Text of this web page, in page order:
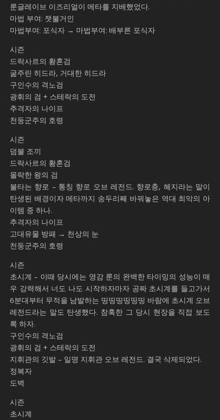
룬글레이브 이즈리얼이 메타를 지배했었다.
마법 부여: 잿불거인
마법부여: 포식자 → 마법부여: 배부른 포식자
시즌
드락사르의 황혼검
굶주린 히드라, 거대한 히드라
구인수의 격노검
광휘의 검 + 스테락의 도전
추격자의 나이프
천둥군주의 호령
시즌
덤불 조끼
드락사르의 황혼검
몰락한 왕의 검
불타는 향로 – 통칭 향로 오브 레전드. 향로충, 혜지라는 말이
탄생된 배경이자 메타까지 송두리째 바꿔놓은 역대 최악의 아
이템 중 하나.
추격자의 나이프
고대유물 방패 → 천상의 눈
천둥군주의 호령
시즌
초시계 – 이때 당시에는 영감 룬의 완벽한 타이밍의 성능이 매
우 강력해서 너도 나도 시작하자마자 공짜 초시계를 들고가서
6분대부터 무적을 남발하는 띵띵띵띵띵띵 바람에 초시계 오브
레전드라는 말도 탄생했다. 참혹한 그 당시 현장을 직접 보도
록 하자.
구인수의 격노검
광휘의 검 + 스테락의 도전
지휘관의 깃발 – 일명 지휘관 오브 레전드. 결국 삭제되었다.
정복자
도벽
시즌
초시계